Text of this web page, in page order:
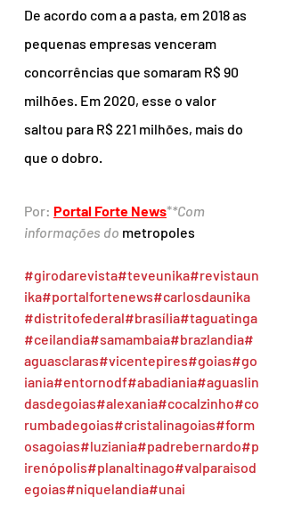
De acordo com a a pasta, em 2018 as
pequenas empresas venceram
concorrências que somaram R$ 90
milhões. Em 2020, esse o valor
saltou para R$ 221 milhões, mais do
que o dobro.
Por: Portal Forte News**Com
informações do metropoles
#girodarevista#teveunika#revistaun
ika#portalfortenews#carlosdaunika
#distritofederal#brasília#taguatinga
#ceilandia#samambaia#brazlandia#
aguasclaras#vicentepires#goias#go
iania#entornodf#abadiania#aguaslin
dasdegoias#alexania#cocalzinho#co
rumbadegoias#cristalinagoias#form
osagoias#luziania#padrebernardo#p
irenópolis#planaltinago#valparaisod
egoias#niquelandia#unai